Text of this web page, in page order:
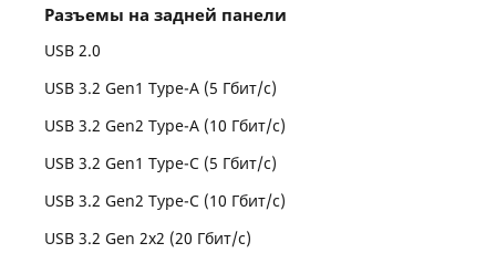
Разъемы на задней панели
USB 2.0
USB 3.2 Gen1 Type-A (5 Гбит/с)
USB 3.2 Gen2 Type-A (10 Гбит/с)
USB 3.2 Gen1 Type-C (5 Гбит/с)
USB 3.2 Gen2 Type-C (10 Гбит/с)
USB 3.2 Gen 2x2 (20 Гбит/с)